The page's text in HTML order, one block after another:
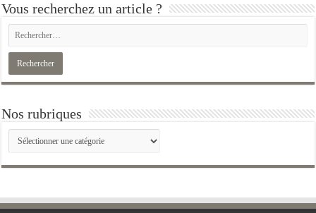
Vous recherchez un article ?
Nos rubriques
Nos
rubriques